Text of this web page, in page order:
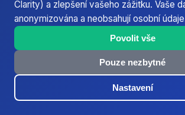
Hledáte půjčku mimo Přerov?
recenze a kalkulačky pro nejbližší
Přerov - Přerov I-Město
Clarity) a zlepšení vašeho zážitku. Vaše
anonymizována a neobsahují osobní
Povolit vše
Pouze nezbytné
Nastavení